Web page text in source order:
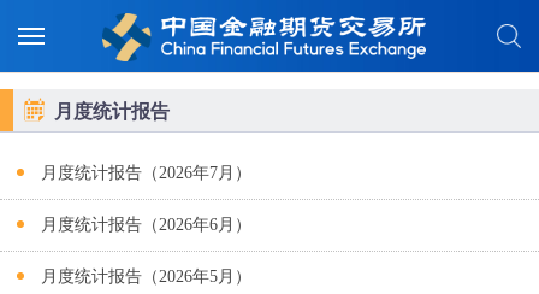
月度统计报告
月度统计报告（2026年7月）
月度统计报告（2026年6月）
月度统计报告（2026年5月）